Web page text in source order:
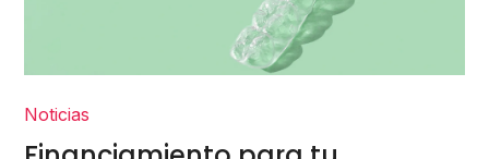
Noticias